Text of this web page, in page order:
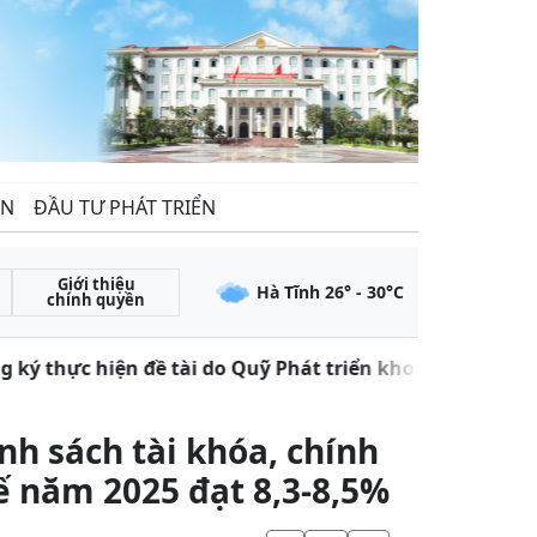
ĐẦU TƯ PHÁT TRIỂN
Giới thiệu
chính quyền Hà Tĩnh 26° - 30°C
thực hiện đề tài do Quỹ Phát triển khoa học và
sách tài khóa, chính
2025 đạt 8,3-8,5%